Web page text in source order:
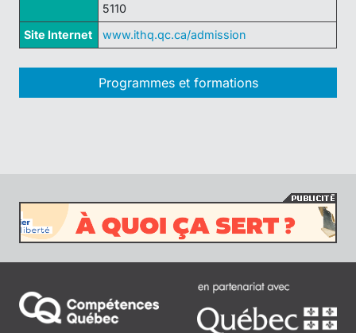
5110
Site Internet
www.ithq.qc.ca/admission
Programmes et formations